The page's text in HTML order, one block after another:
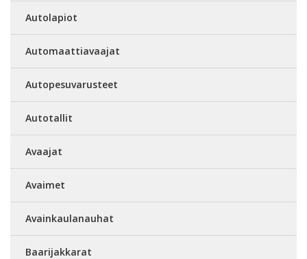
Autolapiot
Automaattiavaajat
Autopesuvarusteet
Autotallit
Avaajat
Avaimet
Avainkaulanauhat
Baarijakkarat